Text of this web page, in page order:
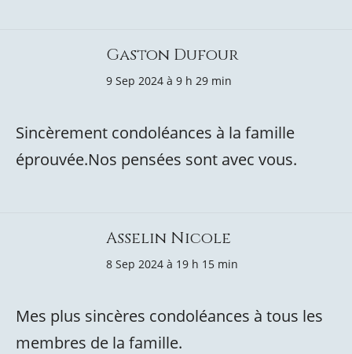
Gaston Dufour
9 Sep 2024 à 9 h 29 min
Sincèrement condoléances à la famille
éprouvée.Nos pensées sont avec vous.
Asselin Nicole
8 Sep 2024 à 19 h 15 min
Mes plus sincères condoléances à tous les
membres de la famille.